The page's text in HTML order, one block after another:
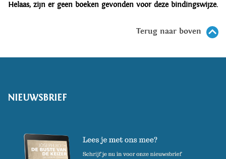
Helaas, zijn er geen boeken gevonden voor deze bindingswijze.
Terug naar boven
NIEUWSBRIEF